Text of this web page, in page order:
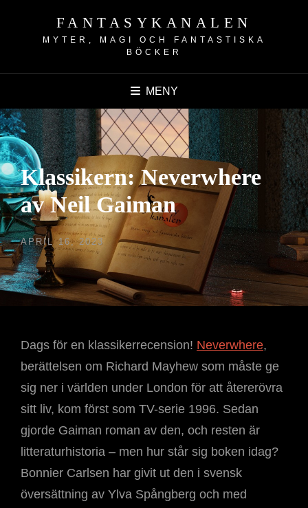
FANTASYKANALEN
MYTER, MAGI OCH FANTASTISKA
BÖCKER
MENY
Klassikern: Neverwhere
av Neil Gaiman
PUBLICERAT
DEN
APRIL 16, 2023
Dags för en klassikerrecension! Neverwhere,
berättelsen om Richard Mayhew som måste ge
sig ner i världen under London för att återerövra
sitt liv, kom först som TV-serie 1996. Sedan
gjorde Gaiman roman av den, och resten är
litteraturhistoria – men hur står sig boken idag?
Bonnier Carlsen har givit ut den i svensk
översättning av Ylva Spångberg och med